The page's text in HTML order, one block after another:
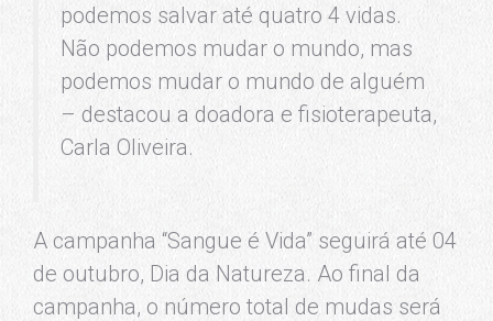
podemos salvar até quatro 4 vidas.
Não podemos mudar o mundo, mas
podemos mudar o mundo de alguém
– destacou a doadora e fisioterapeuta,
Carla Oliveira.
A campanha “Sangue é Vida” seguirá até 04
de outubro, Dia da Natureza. Ao final da
campanha, o número total de mudas será